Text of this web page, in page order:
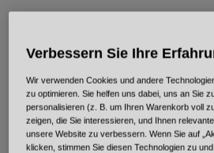
Farben -
Verbessern Sie Ihre
Wir verwenden Cookies und andere
zu optimieren. Sie helfen uns dabei, uns an Sie
personalisieren (z. B. um Ihren Warenkorb voll
zeigen, die Sie interessieren, und Ihnen
unsere Website zu verbessern. Wenn Sie auf
klicken, stimmen Sie diesen Technologien zu